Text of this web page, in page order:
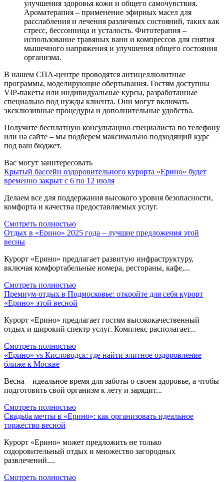
улучшения здоровья кожи и общего самочувствия.
Ароматерапия – применение эфирных масел для
расслабления и лечения различных состояний, таких как
стресс, бессонница и усталость. Фитотерапия –
использование травяных ванн и компрессов для снятия
мышечного напряжения и улучшения общего состояния
организма.
В нашем СПА-центре проводятся антицеллюлитные
программы, моделирующие обертывания. Гостям доступны
VIP-пакеты или индивидуальные курсы, разработанные
специально под нужды клиента. Они могут включать
эксклюзивные процедуры и дополнительные удобства.
Получите бесплатную консультацию специалиста по телефону
или на сайте – мы подберем максимально подходящий курс
под ваш бюджет.
Вас могут заинтересовать
Крытый бассейн оздоровительного курорта «Ерино» будет
временно закрыт с 6 по 12 июля
Делаем все для поддержания высокого уровня безопасности,
комфорта и качества предоставляемых услуг.
Смотреть полностью
Отдых в «Ерино» 2025 года – лучшие предложения этой
весны
Курорт «Ерино» предлагает развитую инфраструктуру,
включая комфортабельные номера, рестораны, кафе,...
Смотреть полностью
Премиум-отдых в Подмосковье: откройте для себя курорт
«Ерино» этой весной
Курорт «Ерино» предлагает гостям высококачественный
отдых и широкий спектр услуг. Комплекс располагает...
Смотреть полностью
«Ерино» vs Кисловодск: где найти элитное оздоровление
ближе к Москве
Весна – идеальное время для заботы о своем здоровье, а чтобы
подготовить свой организм к лету и зарядит...
Смотреть полностью
Свадьба мечты в «Ерино»: как организовать идеальное
торжество весной
Курорт «Ерино» может предложить не только
оздоровительный отдых и множество загородных
развлечений....
Смотреть полностью